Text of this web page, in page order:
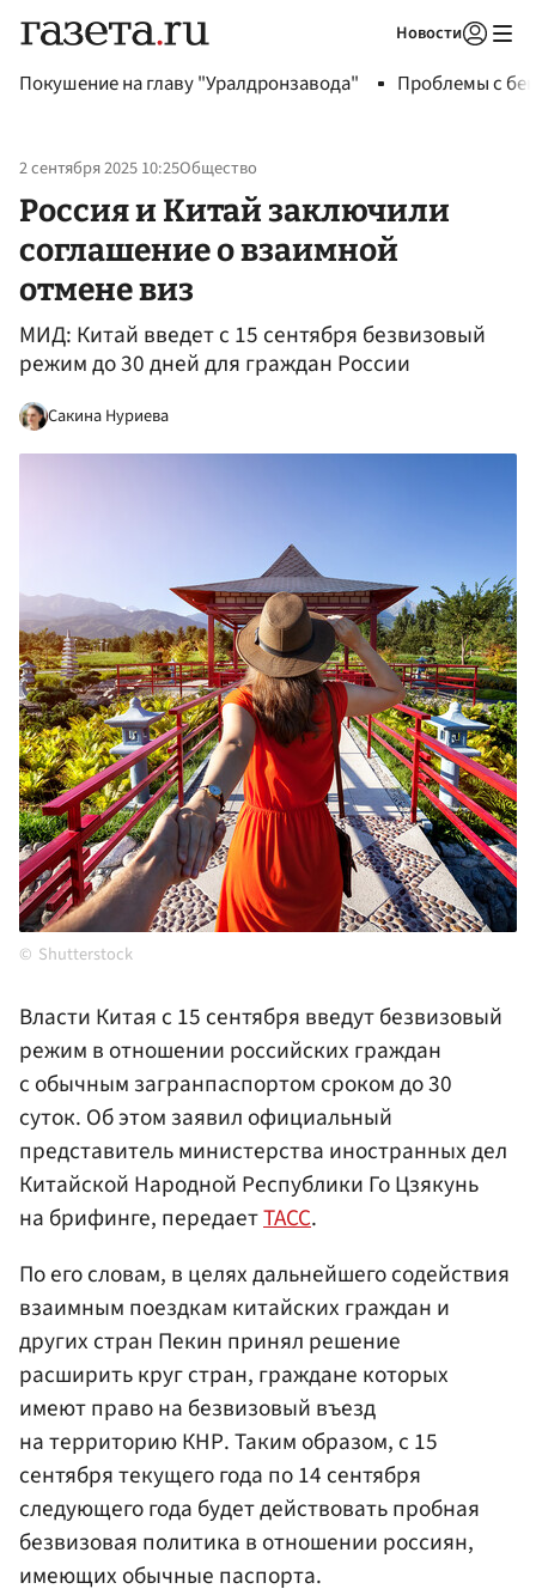
Новости
Покушение на главу "Уралдронзавода" Проблемы с
2 сентября 2025 10:25Общество
Россия и Китай заключили
соглашение о взаимной
отмене виз
МИД: Китай введет с 15 сентября безвизовый
режим до 30 дней для граждан России
Сакина Нуриева
Shutterstock
Власти Китая с 15 сентября введут безвизовый
режим в отношении российских граждан
с обычным загранпаспортом сроком до 30
суток. Об этом заявил официальный
представитель министерства иностранных дел
Китайской Народной Республики Го Цзякунь
на брифинге, передаетТАСС.
По его словам, в целях дальнейшего содействия
взаимным поездкам китайских граждан и
других стран Пекин принял решение
расширить круг стран, граждане которых
имеют право на безвизовый въезд
на территорию КНР. Таким образом, с 15
сентября текущего года по 14 сентября
следующего года будет действовать пробная
безвизовая политика в отношении россиян,
имеющих обычные паспорта.